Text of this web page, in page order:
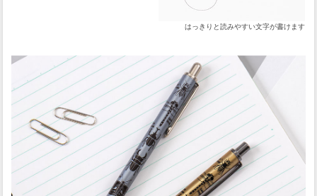
はっきりと読みやすい文字が書けます